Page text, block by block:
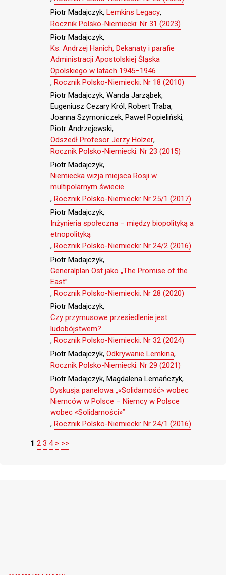
Piotr Madajczyk, Lemkins Legacy,
Rocznik Polsko-Niemiecki: Nr 31 (2023)
Piotr Madajczyk,
Ks. Andrzej Hanich, Dekanaty i parafie
Administracji Apostolskiej Śląska
Opolskiego w latach 1945–1946
, Rocznik Polsko-Niemiecki: Nr 18 (2010)
Piotr Madajczyk, Wanda Jarząbek,
Eugeniusz Cezary Król, Robert Traba,
Joanna Szymoniczek, Paweł Popieliński,
Piotr Andrzejewski,
Odszedł Profesor Jerzy Holzer,
Rocznik Polsko-Niemiecki: Nr 23 (2015)
Piotr Madajczyk,
Niemiecka wizja miejsca Rosji w
multipolarnym świecie
, Rocznik Polsko-Niemiecki: Nr 25/1 (2017)
Piotr Madajczyk,
Inżynieria społeczna – między biopolityką a
etnopolityką
, Rocznik Polsko-Niemiecki: Nr 24/2 (2016)
Piotr Madajczyk,
Generalplan Ost jako „The Promise of the
East”
, Rocznik Polsko-Niemiecki: Nr 28 (2020)
Piotr Madajczyk,
Czy przymusowe przesiedlenie jest
ludobójstwem?
, Rocznik Polsko-Niemiecki: Nr 32 (2024)
Piotr Madajczyk, Odkrywanie Lemkina,
Rocznik Polsko-Niemiecki: Nr 29 (2021)
Piotr Madajczyk, Magdalena Lemańczyk,
Dyskusja panelowa „«Solidarność» wobec
Niemców w Polsce – Niemcy w Polsce
wobec «Solidarności»”
, Rocznik Polsko-Niemiecki: Nr 24/1 (2016)
1 2 3 4 > >>